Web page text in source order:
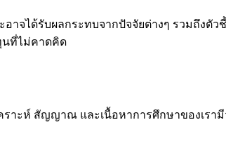
าจได้รับผลกระทบจากปัจจัยต่างๆ รวมถึง
นที่ไม่คาดคิด
ราะห์ สัญญาณ และเนื้อหาการศึกษาของเ